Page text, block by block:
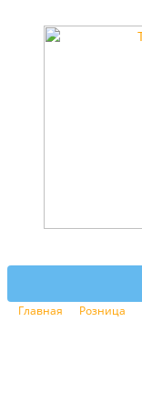
Главная Розница